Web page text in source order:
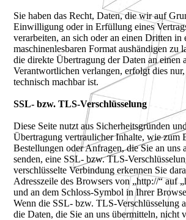
Sie haben das Recht, Daten, die wir auf
Einwilligung oder in Erfüllung eines
verarbeiten, an sich oder an einen Dritten in
maschinenlesbaren Format aushändigen zu
die direkte Übertragung der Daten an einen
Verantwortlichen verlangen, erfolgt dies
technisch machbar ist.
SSL- bzw. TLS-Verschlüsselung
Diese Seite nutzt aus Sicherheitsgründen
Übertragung vertraulicher Inhalte, wie zum
Bestellungen oder Anfragen, die Sie an uns
senden, eine SSL- bzw. TLS-
verschlüsselte Verbindung erkennen Sie
Adresszeile des Browsers von „http://“ auf
und an dem Schloss-Symbol in Ihrer
Wenn die SSL- bzw. TLS-Verschlüsselung
die Daten, die Sie an uns übermitteln, nicht